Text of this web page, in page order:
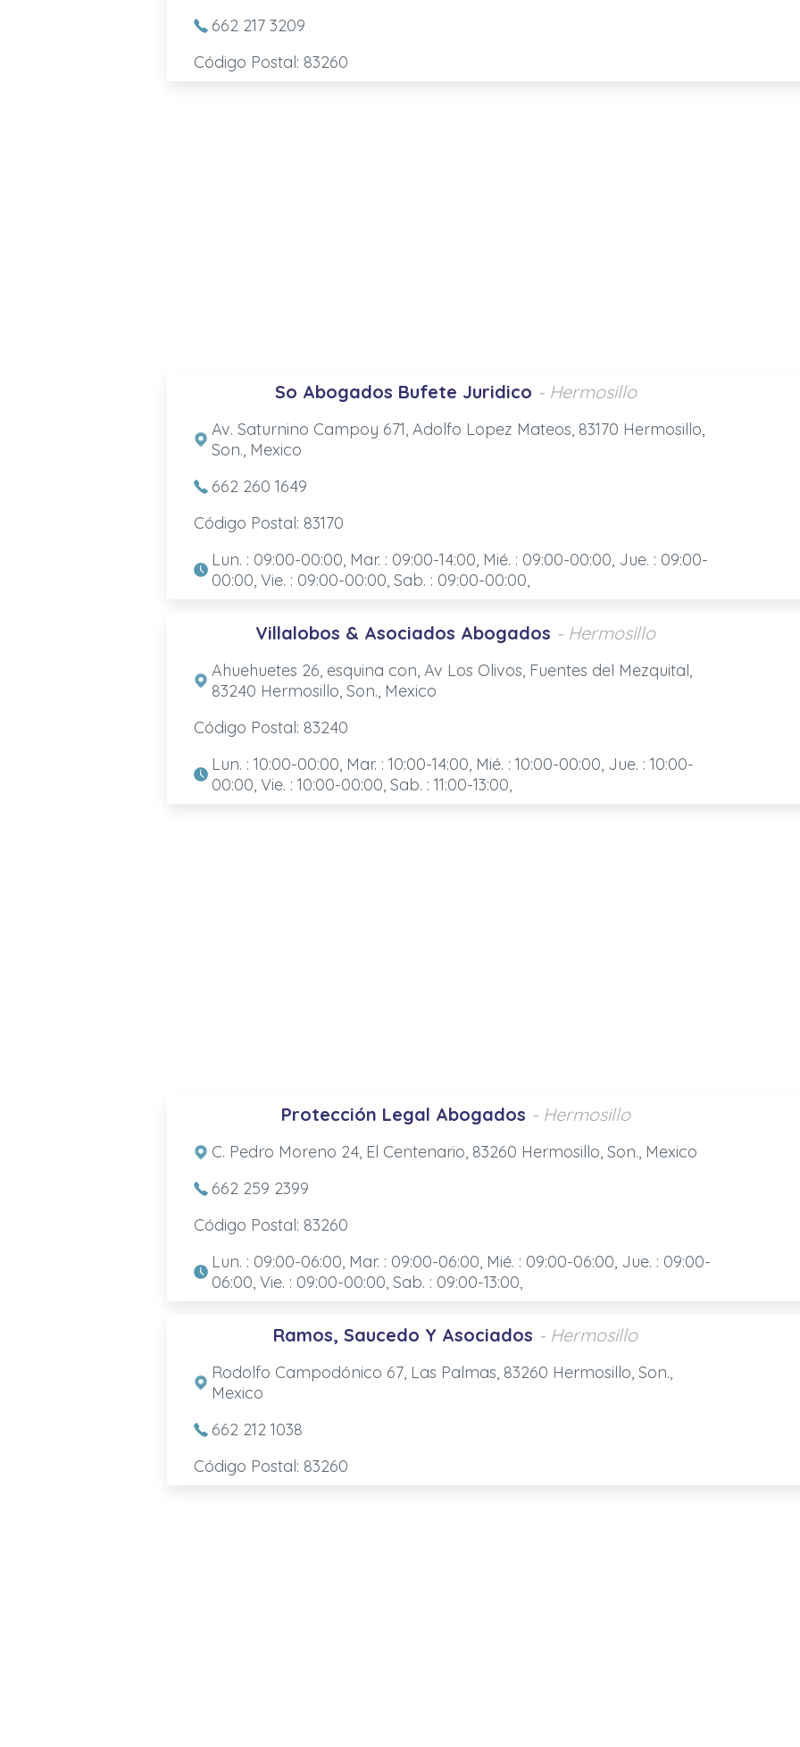
662 217 3209
Código Postal: 83260
So Abogados Bufete Juridico - Hermosillo
Av. Saturnino Campoy 671, Adolfo Lopez Mateos, 83170 Hermosillo,
Son., Mexico
662 260 1649
Código Postal: 83170
Lun. : 09:00-00:00, Mar. : 09:00-14:00, Mié. : 09:00-00:00, Jue. : 09:00-
00:00, Vie. : 09:00-00:00, Sab. : 09:00-00:00,
Villalobos & Asociados Abogados - Hermosillo
Ahuehuetes 26, esquina con, Av Los Olivos, Fuentes del Mezquital,
83240 Hermosillo, Son., Mexico
Código Postal: 83240
Lun. : 10:00-00:00, Mar. : 10:00-14:00, Mié. : 10:00-00:00, Jue. : 10:00-
00:00, Vie. : 10:00-00:00, Sab. : 11:00-13:00,
Protección Legal Abogados - Hermosillo
C. Pedro Moreno 24, El Centenario, 83260 Hermosillo, Son., Mexico
662 259 2399
Código Postal: 83260
Lun. : 09:00-06:00, Mar. : 09:00-06:00, Mié. : 09:00-06:00, Jue. : 09:00-
06:00, Vie. : 09:00-00:00, Sab. : 09:00-13:00,
Ramos, Saucedo Y Asociados - Hermosillo
Rodolfo Campodónico 67, Las Palmas, 83260 Hermosillo, Son.,
Mexico
662 212 1038
Código Postal: 83260